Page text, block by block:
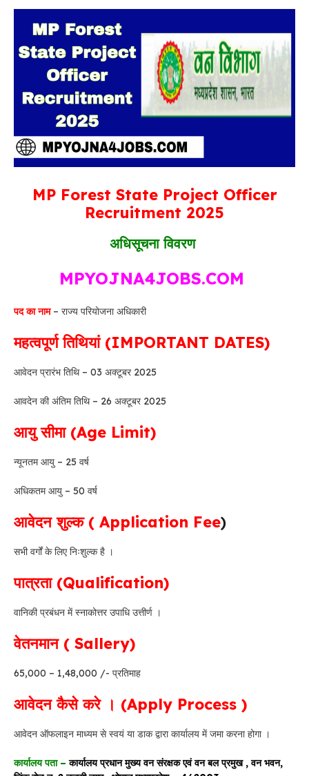
MP Forest State Project Officer
Recruitment 2025
अधिसूचना विवरण
MPYOJNA4JOBS.COM
पद का नाम– राज्य परियोजना अधिकारी
महत्वपूर्ण तिथियां (IMPORTANT DATES)
आवेदन प्रारंभ तिथि – 03 अक्टूबर 2025
आवदेन की अंतिम तिथि – 26 अक्टूबर 2025
आयु सीमा (Age Limit)
न्यूनतम आयु – 25 वर्ष
अधिकतम आयु – 50 वर्ष
आवेदन शुल्क ( Application Fee)
सभी वर्गों के लिए निःशुल्क है ।
पात्रता (Qualification)
वानिकी प्रबंधन में स्नाकोत्तर उपाधि उत्तीर्ण ।
वेतनमान ( Sallery)
65,000 – 1,48,000 /- प्रतिमाह
आवेदन कैसे करे । (Apply Process )
आवेदन ऑफलाइन माध्यम से स्वयं या डाक द्वारा कार्यालय में जमा करना होगा ।
कार्यालय पता –कार्यालय प्रधान मुख्य वन संरक्षक एवं वन बल प्रमुख , वन भवन,